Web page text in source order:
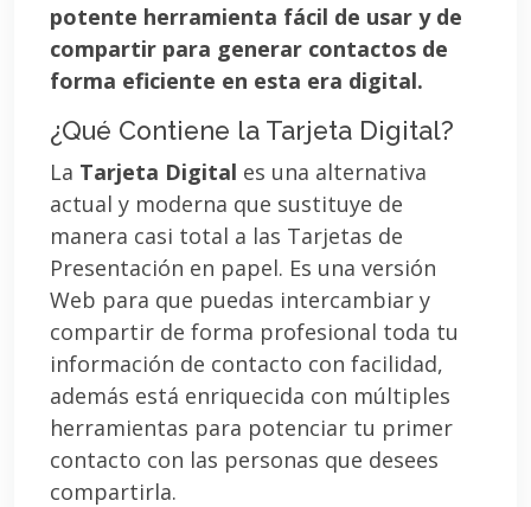
potente herramienta fácil de usar y de
compartir para generar contactos de
forma eficiente en esta era digital.
¿Qué Contiene la Tarjeta Digital?
La Tarjeta Digital es una alternativa
actual y moderna que sustituye de
manera casi total a las Tarjetas de
Presentación en papel. Es una versión
Web para que puedas intercambiar y
compartir de forma profesional toda tu
información de contacto con facilidad,
además está enriquecida con múltiples
herramientas para potenciar tu primer
contacto con las personas que desees
compartirla.